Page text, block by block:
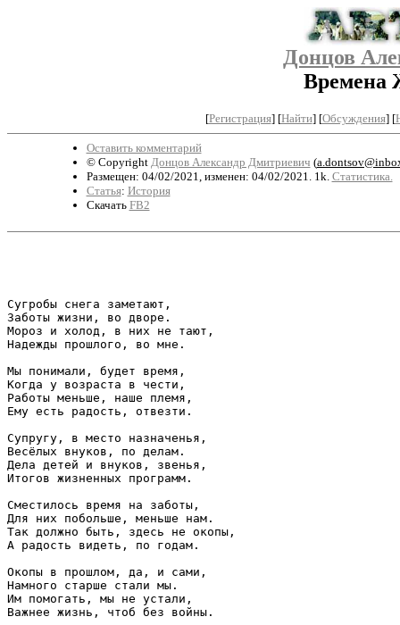
Донцов
Времена
[Регистрация] [Найти] [Обсуждения] [
Оставить комментарий
© Copyright Донцов Александр Дмитриевич (
Размещен: 04/02/2021, изменен: 04/02/2021. 1k. Статистика.
Статья: История
Скачать FB2
Сугробы снега заметают,
Заботы жизни, во дворе.
Мороз и холод, в них не тают,
Надежды прошлого, во мне.
Мы понимали, будет время,
Когда у возраста в чести,
Работы меньше, наше племя,
Ему есть радость, отвезти.
Супругу, в место назначенья,
Весёлых внуков, по делам.
Дела детей и внуков, звенья,
Итогов жизненных программ.
Сместилось время на заботы,
Для них побольше, меньше нам.
Так должно быть, здесь не окопы,
А радость видеть, по годам.
Окопы в прошлом, да, и сами,
Намного старше стали мы.
Им помогать, мы не устали,
Важнее жизнь, чтоб без войны.